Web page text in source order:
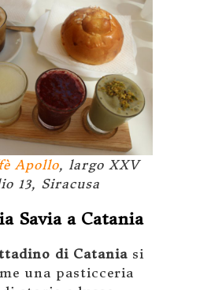
Apollo, largo XXV
13, Siracusa
Savia a Catania
di Catania si
una pasticceria